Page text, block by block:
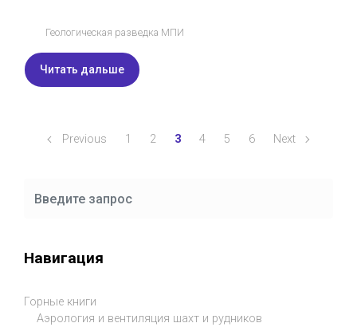
Геологическая разведка МПИ
Читать дальше
Previous 1 2 3 4 5 6 Next
Навигация
Горные книги
Аэрология и вентиляция шахт и рудников